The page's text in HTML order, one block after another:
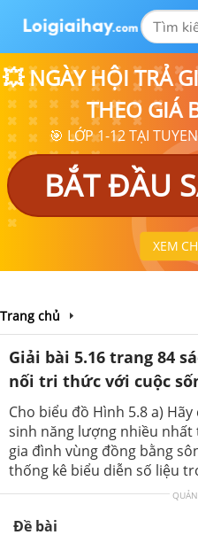
💥 NGÀY HỘI TRẢ
THEO GIÁ
🎯 LỚP 1-12 TẠI
BẮT ĐẦU
XEM
Trang chủ
Giải bài 5.16 trang 84
nối tri thức với cuộc
Cho biểu đồ Hình 5.8 a)
sinh năng lượng nhiều
gia đình vùng đồng bằng
thống kê biểu diễn số liệu
Đề bài